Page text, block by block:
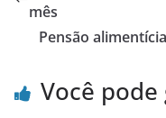
mês
Pensão
Você